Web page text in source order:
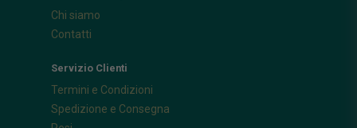
Chi siamo
Contatti
Servizio Clienti
Termini e Condizioni
Spedizione e Consegna